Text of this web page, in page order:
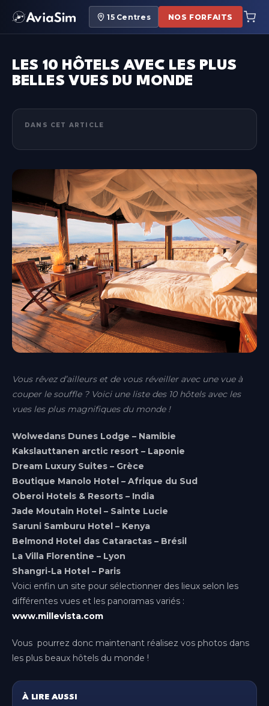
15Centres NOS FORFAITS
Aix-en-Provence
Provence-Alpes-Côte d'Azur
Bordeaux
Nouvelle-Aquitaine
Genève
(Gaillard)
Lille
Hauts-de-France
Lyon
Metz
Grand Est
Montpellier
LES 10 HÔTELS AVEC LES PLUS
BELLES VUES DU MONDE
DANS CET ARTICLE
Vous rêvez d’ailleurs et de vous réveiller avec une vue à
couper le souffle ? Voici une liste des 10 hôtels avec les
vues les plus magnifiques du monde !
Wolwedans Dunes Lodge – Namibie
Kakslauttanen arctic resort – Laponie
Dream Luxury Suites – Grèce
Boutique Manolo Hotel – Afrique du Sud
Oberoi Hotels & Resorts – India
Jade Moutain Hotel – Sainte Lucie
Saruni Samburu Hotel – Kenya
Belmond Hotel das Cataractas – Brésil
La Villa Florentine – Lyon
Shangri-La Hotel – Paris
Voici enfin un site pour sélectionner des lieux selon les
différentes vues et les panoramas variés :
www.millevista.com
Vous pourrez donc maintenant réalisez vos photos dans
les plus beaux hôtels du monde !
À LIRE AUSSI